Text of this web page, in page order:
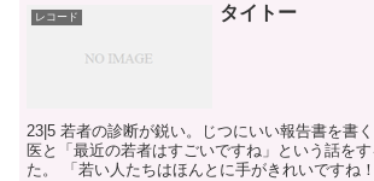
レコード タイトー
23|5 若者の診断が鋭い。じつにいい報告書を書
医と「最近の若者はすごいですね」という話を
た。 「若い人たちはほんとに手がきれいですね